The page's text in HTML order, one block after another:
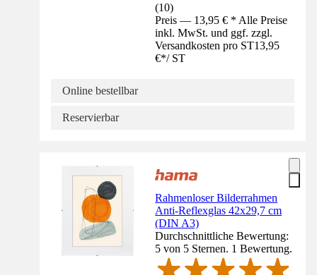
(10)
Preis — 13,95 € * Alle Preise
inkl. MwSt. und ggf. zzgl.
Versandkosten pro ST13,95
€*/ ST
Online bestellbar
Reservierbar
Rahmenloser Bilderrahmen
Anti-Reflexglas 42x29,7 cm
(DIN A3)
Durchschnittliche Bewertung:
5 von 5 Sternen. 1 Bewertung.